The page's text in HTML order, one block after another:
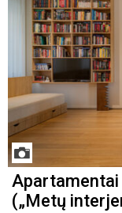
(„Metų